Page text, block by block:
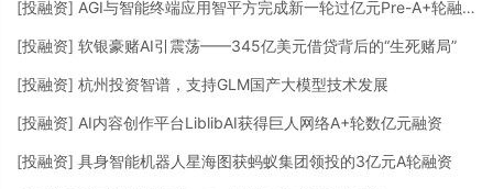
[投融资] AGI与智能终端应用智平方完成新一轮过亿元Pre-A+轮融资
[投融资] 软银豪赌AI引震荡——345亿美元借贷背后的“生死赌局”
[投融资] 杭州投资智谱，支持GLM国产大模型技术发展
[投融资] AI内容创作平台LiblibAI获得巨人网络A+轮数亿元融资
[投融资] 具身智能机器人星海图获蚂蚁集团领投的3亿元A轮融资